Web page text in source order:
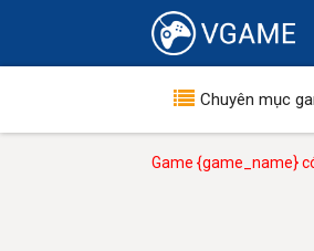
Chuyên mục
Game {game_name}